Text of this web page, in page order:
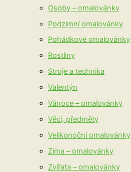
Osoby – omalovánky
Podzimní omalovánky
Pohádkové omalovánky
Rostliny
Stroje a technika
Valentýn
Vánoce – omalovánky
Věci, předměty
Velikonoční omalovánky
Zima – omalovánky
Zvířata – omalovánky